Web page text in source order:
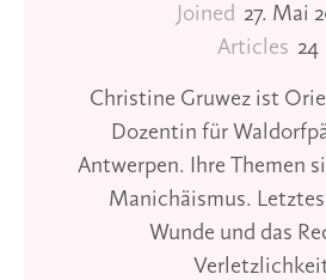
Joined 27. Mai
Articles 24
Christine Gruwez ist
Dozentin für
Antwerpen. Ihre Themen
Manichäismus. Letztes
Wunde und das